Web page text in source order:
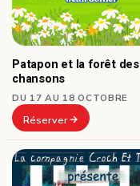
Patapon et la forêt des
chansons
DU 17 AU 18 OCTOBRE
Réserver